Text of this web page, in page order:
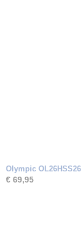
Olympic
€ 69,95